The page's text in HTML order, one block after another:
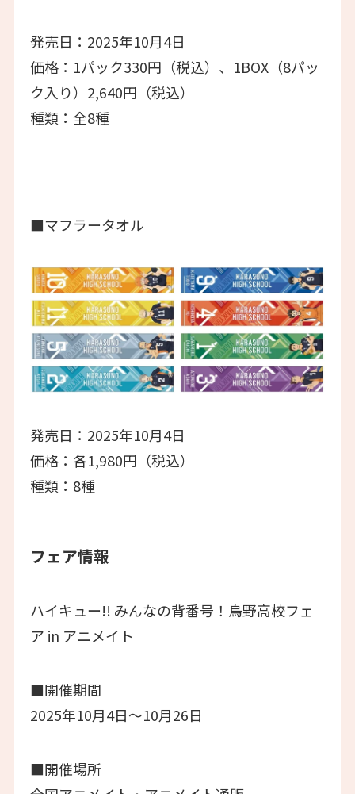
発売日：2025年10月4日
価格：1パック330円（税込）、1BOX（8パッ
ク入り）2,640円（税込）
種類：全8種
■マフラータオル
発売日：2025年10月4日
価格：各1,980円（税込）
種類：8種
フェア情報
ハイキュー!! みんなの背番号！烏野高校フェ
ア in アニメイト
■開催期間
2025年10月4日～10月26日
■開催場所